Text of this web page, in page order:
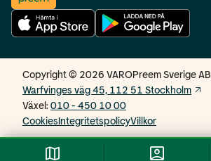
Copyright © 2026 VAROPreem Sverige AB
Warfvinges väg 45, 112 51 Stockholm
Växel:010 - 450 10 00
CookiesIntegritetspolicyVillkor